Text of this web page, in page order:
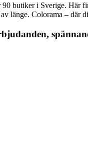
butiker i Sverige.
länge. Colorama – där